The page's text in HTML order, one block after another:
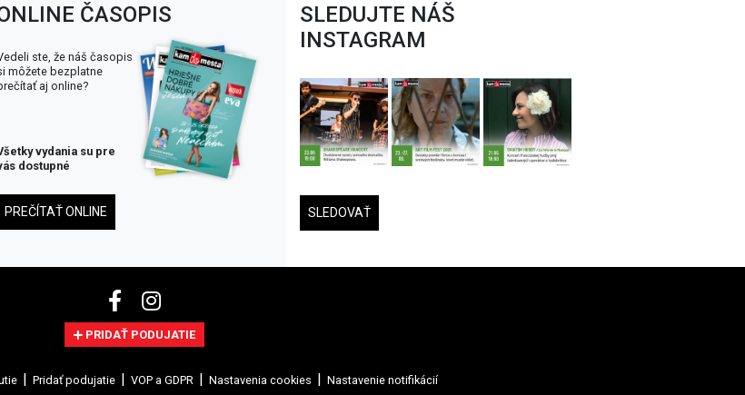
ČASOPIS
ste, že náš časopis
môžete bezplatne
aj online?
vydania su pre
dostupné
PREČÍTAŤ ONLINE
SLEDUJTE NÁŠ
INSTAGRAM
SLEDOVAŤ
PRIDAŤ PODUJATIE
Pridať podujatie VOP a GDPR Nastavenia cookies Nastavenie notifikácií